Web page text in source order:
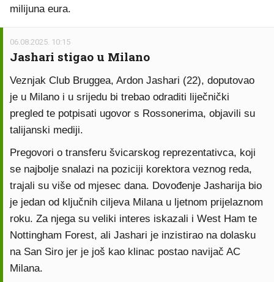
milijuna eura.
06.08.2025. 10:15
Jashari stigao u Milano
Veznjak Club Bruggea, Ardon Jashari (22), doputovao
je u Milano i u srijedu bi trebao odraditi liječnički
pregled te potpisati ugovor s Rossonerima, objavili su
talijanski mediji.
Pregovori o transferu švicarskog reprezentativca, koji
se najbolje snalazi na poziciji korektora veznog reda,
trajali su više od mjesec dana. Dovođenje Jasharija bio
je jedan od ključnih ciljeva Milana u ljetnom prijelaznom
roku. Za njega su veliki interes iskazali i West Ham te
Nottingham Forest, ali Jashari je inzistirao na dolasku
na San Siro jer je još kao klinac postao navijač AC
Milana.